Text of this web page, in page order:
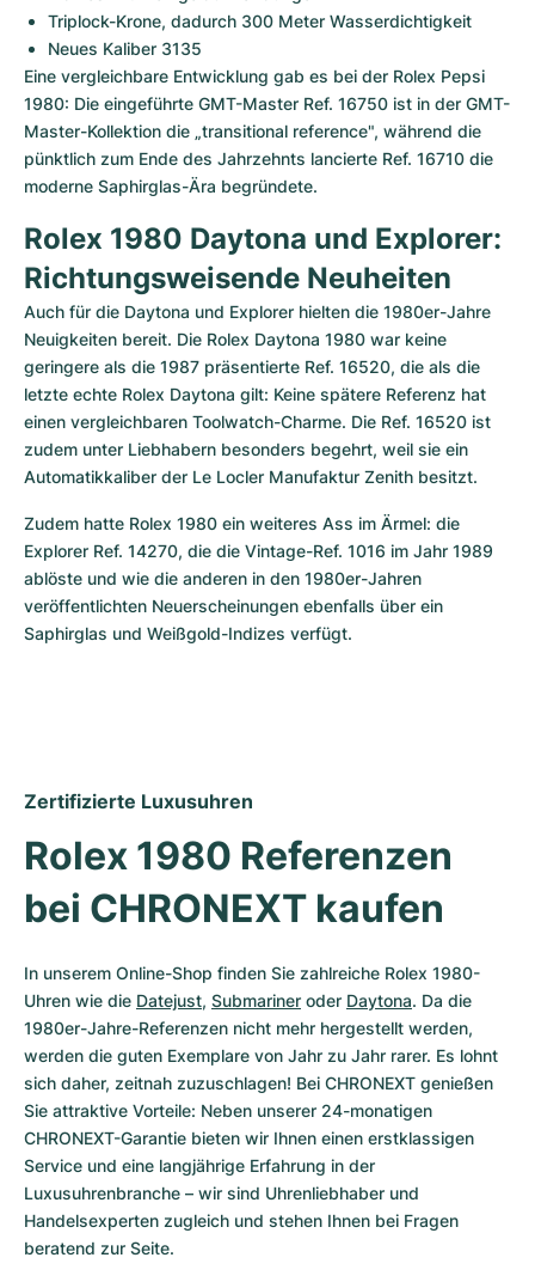
Triplock-Krone, dadurch 300 Meter Wasserdichtigkeit
Neues Kaliber 3135
Eine vergleichbare Entwicklung gab es bei der Rolex Pepsi
1980: Die eingeführte GMT-Master Ref. 16750 ist in der GMT-
Master-Kollektion die „transitional reference", während die
pünktlich zum Ende des Jahrzehnts lancierte Ref. 16710 die
moderne Saphirglas-Ära begründete.
Rolex 1980 Daytona und Explorer:
Richtungsweisende Neuheiten
Auch für die Daytona und Explorer hielten die 1980er-Jahre
Neuigkeiten bereit. Die Rolex Daytona 1980 war keine
geringere als die 1987 präsentierte Ref. 16520, die als die
letzte echte Rolex Daytona gilt: Keine spätere Referenz hat
einen vergleichbaren Toolwatch-Charme. Die Ref. 16520 ist
zudem unter Liebhabern besonders begehrt, weil sie ein
Automatikkaliber der Le Locler Manufaktur Zenith besitzt.
Zudem hatte Rolex 1980 ein weiteres Ass im Ärmel: die
Explorer Ref. 14270, die die Vintage-Ref. 1016 im Jahr 1989
ablöste und wie die anderen in den 1980er-Jahren
veröffentlichten Neuerscheinungen ebenfalls über ein
Saphirglas und Weißgold-Indizes verfügt.
Zertifizierte Luxusuhren
Rolex 1980 Referenzen
bei CHRONEXT kaufen
In unserem Online-Shop finden Sie zahlreiche Rolex 1980-
Uhren wie die Datejust, Submariner oder Daytona. Da die
1980er-Jahre-Referenzen nicht mehr hergestellt werden,
werden die guten Exemplare von Jahr zu Jahr rarer. Es lohnt
sich daher, zeitnah zuzuschlagen! Bei CHRONEXT genießen
Sie attraktive Vorteile: Neben unserer 24-monatigen
CHRONEXT-Garantie bieten wir Ihnen einen erstklassigen
Service und eine langjährige Erfahrung in der
Luxusuhrenbranche – wir sind Uhrenliebhaber und
Handelsexperten zugleich und stehen Ihnen bei Fragen
beratend zur Seite.